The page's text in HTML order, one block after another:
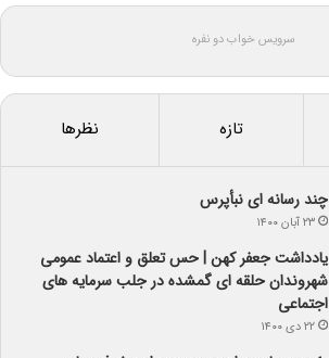
سرویس خواب دو نفره
تازه نظرها
چند رسانه ای نبأپرس
۲۳ آبان ۱۴۰۰
یادداشت جعفر کهن | حس تعلق و اعتماد عمومی
شهروندان حلقه ای گمشده در جلب سرمایه های
اجتماعی
۲۲ دی ۱۴۰۰